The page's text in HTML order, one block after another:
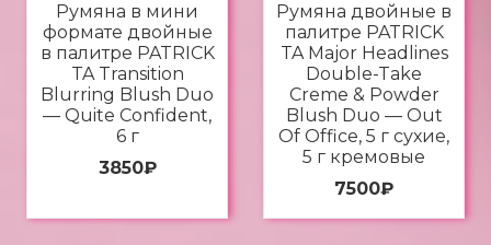
Румяна в мини
формате двойные
в палитре PATRICK
TA Transition
Blurring Blush Duo
— Quite Confident,
6 г
3850₽
Румяна двойные в
палитре PATRICK
TA Major Headlines
Double-Take
Creme & Powder
Blush Duo — Out
Of Office, 5 г сухие,
5 г кремовые
7500₽